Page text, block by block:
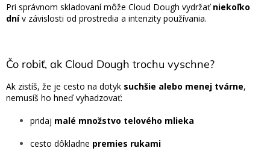
Pri správnom skladovaní môže Cloud Dough vydržaťniekoľko
dnív závislosti od prostredia a intenzity používania.
Čo robiť, ak Cloud Dough trochu vyschne?
Ak zistíš, že je cesto na dotyk suchšie alebo menej tvárne,
nemusíš ho hneď vyhadzovať:
pridaj malé množstvo telového mlieka
cesto dôkladne premies rukami